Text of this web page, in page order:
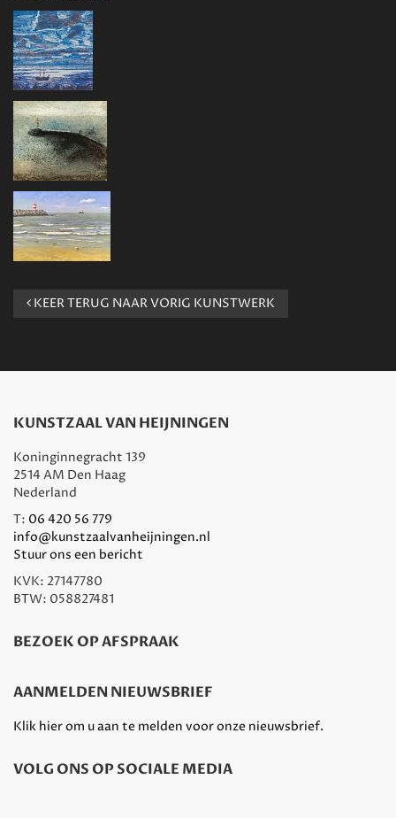
KEER TERUG NAAR VORIG KUNSTWERK
KUNSTZAAL VAN HEIJNINGEN
Koninginnegracht 139
2514 AM Den Haag
Nederland
T: 06 420 56 779
info@kunstzaalvanheijningen.nl
Stuur ons een bericht
KVK: 27147780
BTW: 058827481
BEZOEK OP AFSPRAAK
AANMELDEN NIEUWSBRIEF
Klik hier om u aan te melden voor onze nieuwsbrief.
VOLG ONS OP SOCIALE MEDIA